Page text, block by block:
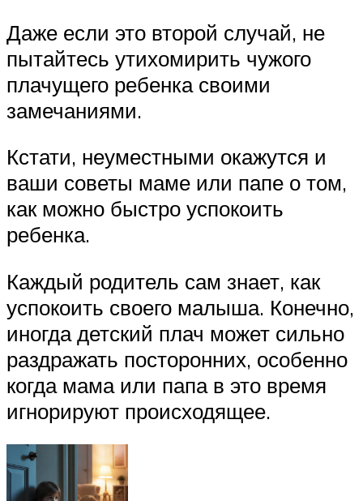
Даже если это второй случай, не
пытайтесь утихомирить чужого
плачущего ребенка своими
замечаниями.
Кстати, неуместными окажутся и
ваши советы маме или папе о том,
как можно быстро успокоить
ребенка.
Каждый родитель сам знает, как
успокоить своего малыша. Конечно,
иногда детский плач может сильно
раздражать посторонних, особенно
когда мама или папа в это время
игнорируют происходящее.